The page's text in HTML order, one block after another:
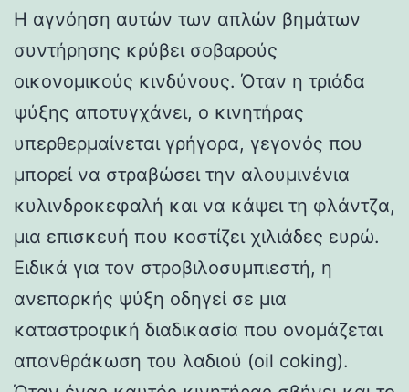
Η αγνόηση αυτών των απλών βημάτων
συντήρησης κρύβει σοβαρούς
οικονομικούς κινδύνους. Όταν η τριάδα
ψύξης αποτυγχάνει, ο κινητήρας
υπερθερμαίνεται γρήγορα, γεγονός που
μπορεί να στραβώσει την αλουμινένια
κυλινδροκεφαλή και να κάψει τη φλάντζα,
μια επισκευή που κοστίζει χιλιάδες ευρώ.
Ειδικά για τον στροβιλοσυμπιεστή, η
ανεπαρκής ψύξη οδηγεί σε μια
καταστροφική διαδικασία που ονομάζεται
απανθράκωση του λαδιού (oil coking).